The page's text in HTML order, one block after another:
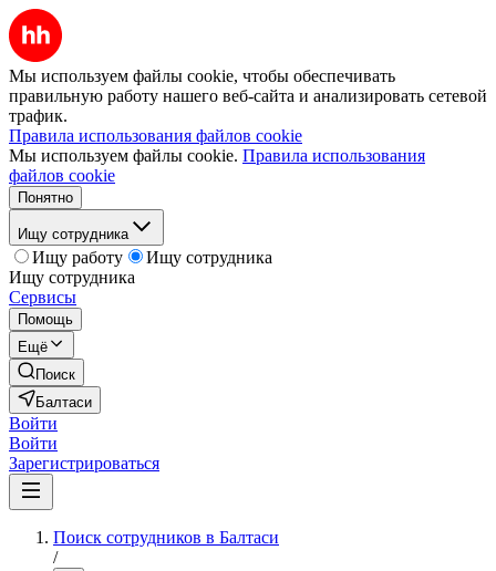
Мы используем файлы cookie, чтобы обеспечивать
правильную работу нашего веб-сайта и анализировать сетевой
трафик.
Правила использования файлов cookie
Мы используем файлы cookie. Правила использования
файлов cookie
Понятно
Ищу сотрудника
Ищу работу
Ищу сотрудника
Ищу сотрудника
Сервисы
Помощь
Ещё
Поиск
Балтаси
Войти
Войти
Зарегистрироваться
Поиск сотрудников в Балтаси
/